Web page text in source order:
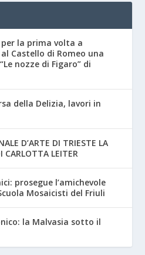
la prima volta a
Castello di Romeo una
nozze di Figaro” di
della Delizia, lavori in
D’ARTE DI TRIESTE LA
LEITER
prosegue l’amichevole
Mosaicisti del Friuli
la Malvasia sotto il